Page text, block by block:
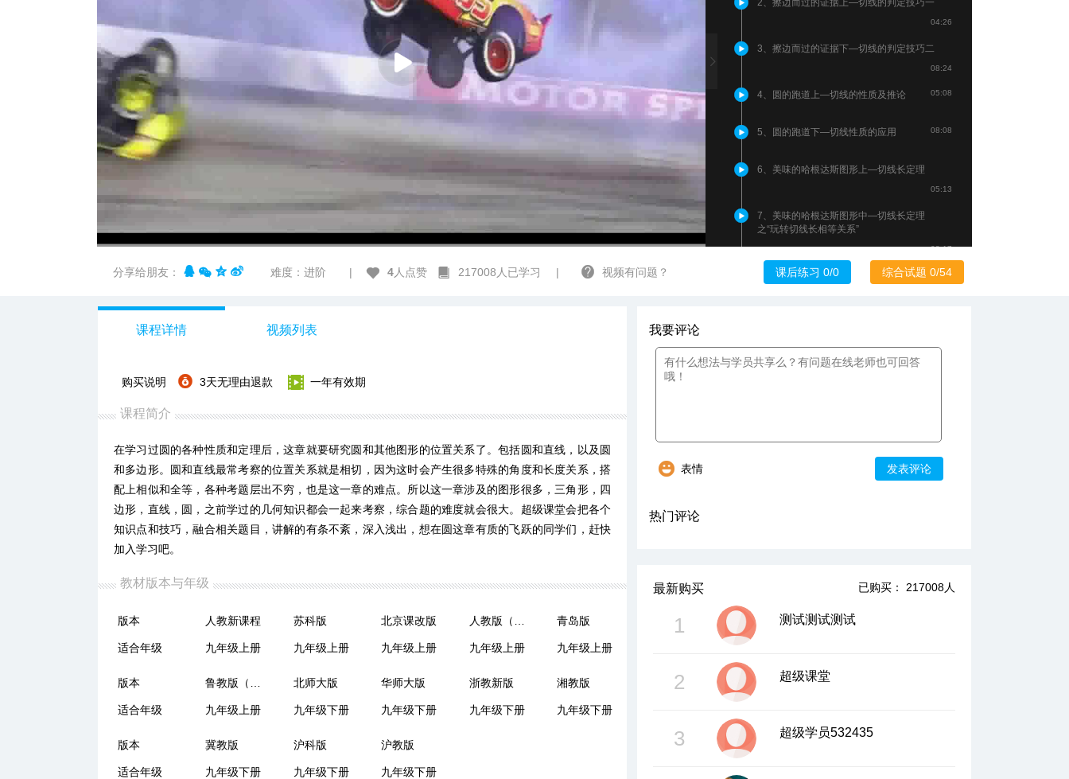
00:00 / 02:44 高清 1x
2、擦边而过的证据上—切线的判定技巧一
04:26
3、擦边而过的证据下—切线的判定技巧二
08:24
4、圆的跑道上—切线的性质及推论 05:08
5、圆的跑道下—切线性质的应用 08:08
6、美味的哈根达斯图形上—切线长定理
05:13
7、美味的哈根达斯图形中—切线长定理
之“玩转切线长相等关系”
08:17
8、美味的哈根达斯图形下—切线长定理
12、点圆线段的三位一体上—圆幂定理
14、三角形的内心独白上—三角形的内切圆
分享给朋友： 难度：进阶 | 4人点赞 217008人已学习 | 视频有问题？ 课后练习 0/0 综合试题 0/54
课程详情 视频列表
购买说明 3天无理由退款 一年有效期
课程简介
在学习过圆的各种性质和定理后，这章就要研究圆和其他图形的位置关系了。包括圆和直线，以及圆
和多边形。圆和直线最常考察的位置关系就是相切，因为这时会产生很多特殊的角度和长度关系，搭
配上相似和全等，各种考题层出不穷，也是这一章的难点。所以这一章涉及的图形很多，三角形，四
边形，直线，圆，之前学过的几何知识都会一起来考察，综合题的难度就会很大。超级课堂会把各个
知识点和技巧，融合相关题目，讲解的有条不紊，深入浅出，想在圆这章有质的飞跃的同学们，赶快
加入学习吧。
教材版本与年级
版本
适合年级
人教新课程
九年级上册
苏科版
九年级上册
北京课改版
九年级上册 九年级上册
青岛版
九年级上册
版本
适合年级 九年级上册
北师大版
九年级下册
华师大版
九年级下册
浙教新版
九年级下册
湘教版
九年级下册
版本
适合年级
冀教版
九年级下册
沪科版
九年级下册
沪教版
九年级下册
我要评论
发表评论
表情
热门评论
已购买： 217008人
最新购买
1 测试测试测试
2 超级课堂
3 超级学员532435